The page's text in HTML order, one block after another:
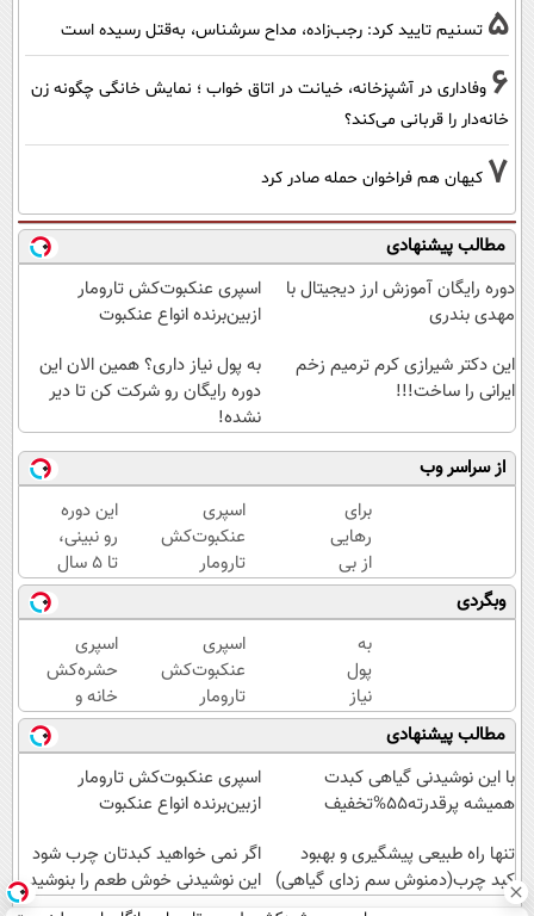
5 تسنیم تایید کرد: رجب‌زاده، مداح سرشناس، به‌قتل رسیده است
6 وفاداری در آشپزخانه، خیانت در اتاق خواب ؛ نمایش خانگی چگونه زن
خانه‌دار را قربانی می‌کند؟
7 کیهان هم فراخوان حمله صادر کرد
مطالب پیشنهادی
دوره رایگان آموزش ارز دیجیتال با
مهدی بندری
اسپری عنکبوت‌‌کش تارومار
ازبین‌برنده انواع عنکبوت
این دکتر شیرازی کرم ترمیم زخم
ایرانی را ساخت!!!
به پول نیاز داری؟ همین الان این
دوره رایگان رو شرکت کن تا دیر
نشده!
از سراسر وب
برای
رهایی
از بی
پولی
دیدن
همین
دوره
رایگان
کافیه!
(شمارتو
وارد
کن)
اسپری
عنکبوت‌‌کش
تارومار
ازبین‌برنده
انواع
عنکبوت
این دوره
رو نبینی،
تا 5 سال
دیگه
هم فقیر
می‌مونی!
همین
الان ثبت
نام کن
وبگردی
به
پول
نیاز
داری؟
همین
الان
این
رایگان
رو
شرکت
اسپری
عنکبوت‌‌کش
تارومار
ازبین‌برنده
انواع
عنکبوت
اسپری
حشره‌کش
خانه و
گیاهان
خانگی،
نابودکننده
انواع
خانگی و
آفات
مطالب پیشنهادی
با این نوشیدنی گیاهی کبدت
همیشه پرقدرته55%تخفیف
اسپری عنکبوت‌‌کش تارومار
ازبین‌برنده انواع عنکبوت
تنها راه طبیعی پیشگیری و بهبود
کبد چرب(دمنوش سم زدای گیاهی)
اگر نمی خواهید کبدتان چرب شود
این نوشیدنی خوش طعم را بنوشید